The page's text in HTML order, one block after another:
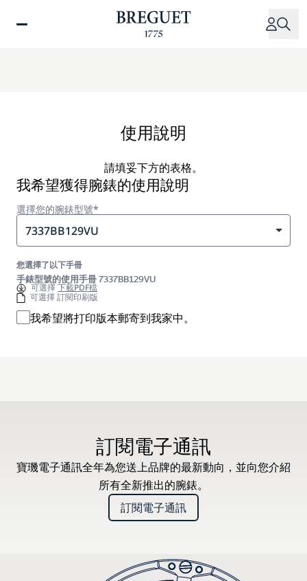
使用說明
請填妥下方的表格。
我希望獲得腕錶的使用說明
選擇您的腕錶型號*
7337BB129VU
您選擇了以下手冊
手錶型號的使用手冊 7337BB129VU
可選擇下載PDF檔
可選擇 訂閱印刷版
我希望將打印版本郵寄到我家中。
訂閱電子通訊
寶璣電子通訊全年為您送上品牌的最新動向，並向您介紹
所有全新推出的腕錶。
訂閱電子通訊